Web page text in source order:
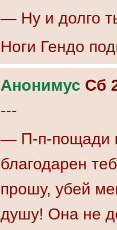
— Ну и долго
Ноги Гендо
Анонимус Сб
---
— П-п-пощади
благодарен
прошу, убей
душу! Она не